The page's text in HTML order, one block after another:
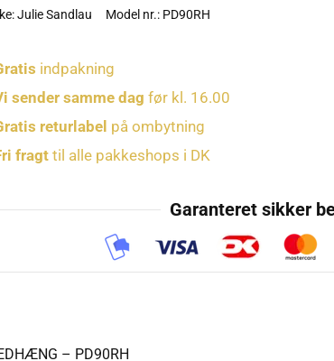
Julie Sandlau Model nr.: PD90RH
indpakning
sender samme dag før kl. 16.00
returlabel på ombytning
fragttil alle pakkeshops i DK
Garanteret sikker
– PD90RH